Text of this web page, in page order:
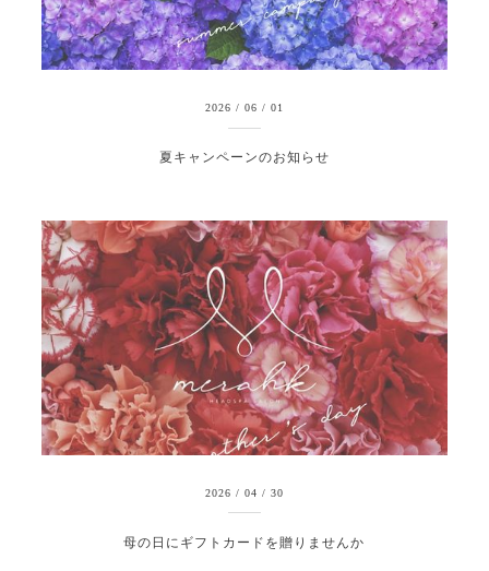
2026 / 06 / 01
夏キャンペーンのお知らせ
2026 / 04 / 30
母の日にギフトカードを贈りませんか